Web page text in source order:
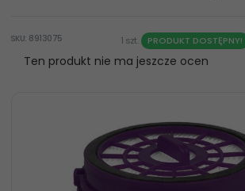
SKU: 8913075 PRODUKT DOSTĘPNY!
1 szt.
Ten produkt nie ma jeszcze ocen